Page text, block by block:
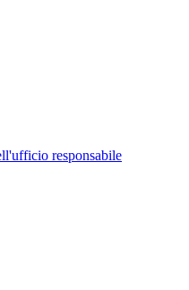
responsabile